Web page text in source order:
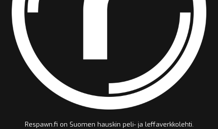
Respawn.fi on Suomen hauskin peli- ja leffaverkkolehti.